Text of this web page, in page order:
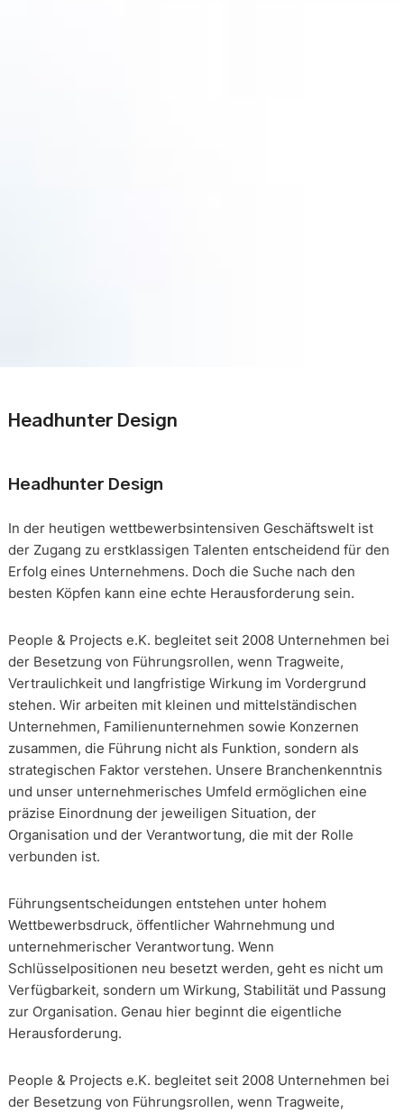
Headhunter Design
Headhunter Design
In der heutigen wettbewerbsintensiven Geschäftswelt ist
der Zugang zu erstklassigen Talenten entscheidend für den
Erfolg eines Unternehmens. Doch die Suche nach den
besten Köpfen kann eine echte Herausforderung sein.
People & Projects e.K. begleitet seit 2008 Unternehmen bei
der Besetzung von Führungsrollen, wenn Tragweite,
Vertraulichkeit und langfristige Wirkung im Vordergrund
stehen. Wir arbeiten mit kleinen und mittelständischen
Unternehmen, Familienunternehmen sowie Konzernen
zusammen, die Führung nicht als Funktion, sondern als
strategischen Faktor verstehen. Unsere Branchenkenntnis
und unser unternehmerisches Umfeld ermöglichen eine
präzise Einordnung der jeweiligen Situation, der
Organisation und der Verantwortung, die mit der Rolle
verbunden ist.
Führungsentscheidungen entstehen unter hohem
Wettbewerbsdruck, öffentlicher Wahrnehmung und
unternehmerischer Verantwortung. Wenn
Schlüsselpositionen neu besetzt werden, geht es nicht um
Verfügbarkeit, sondern um Wirkung, Stabilität und Passung
zur Organisation. Genau hier beginnt die eigentliche
Herausforderung.
People & Projects e.K. begleitet seit 2008 Unternehmen bei
der Besetzung von Führungsrollen, wenn Tragweite,